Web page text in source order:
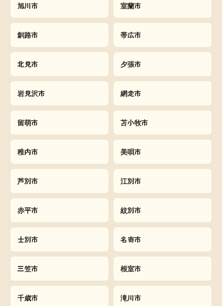
旭川市 室蘭市
釧路市 帯広市
北見市 夕張市
岩見沢市 網走市
留萌市 苫小牧市
稚内市 美唄市
芦別市 江別市
赤平市 紋別市
士別市 名寄市
三笠市 根室市
千歳市 滝川市